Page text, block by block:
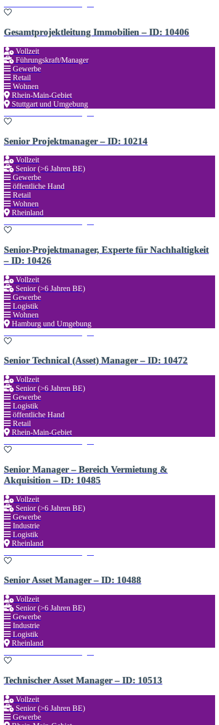
Gesamtprojektleitung Immobilien – ID: 10406
Vollzeit
Führungskraft/Manager
Gewerbe
Retail
Wohnen
Rhein-Main-Gebiet
Stuttgart und Umgebung
Senior Projektmanager – ID: 10214
Vollzeit
Senior (>6 Jahren BE)
Gewerbe
öffentliche Hand
Retail
Wohnen
Rheinland
Senior-Projektmanager, Experte für Nachhaltigkeit
– ID: 10426
Vollzeit
Senior (>6 Jahren BE)
Gewerbe
Logistik
Wohnen
Hamburg und Umgebung
Senior Technical (Asset) Manager – ID: 10472
Vollzeit
Senior (>6 Jahren BE)
Gewerbe
Logistik
öffentliche Hand
Retail
Rhein-Main-Gebiet
Senior Manager – Bereich Vermietung &
Akquisition – ID: 10485
Vollzeit
Senior (>6 Jahren BE)
Gewerbe
Industrie
Logistik
Rheinland
Senior Asset Manager – ID: 10488
Vollzeit
Senior (>6 Jahren BE)
Gewerbe
Industrie
Logistik
Rheinland
Technischer Asset Manager – ID: 10513
Vollzeit
Senior (>6 Jahren BE)
Gewerbe